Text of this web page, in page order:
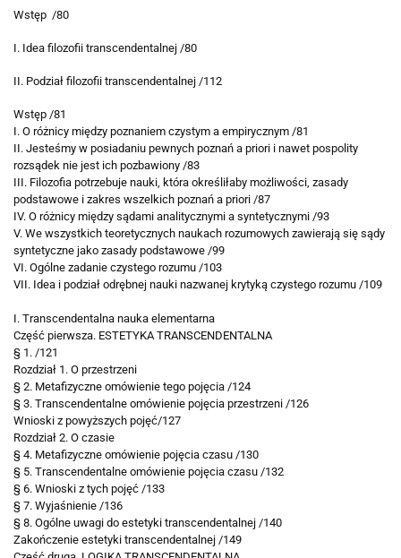
Wstęp /80
I. Idea filozofii transcendentalnej /80
II. Podział filozofii transcendentalnej /112
Wstęp /81
I. O różnicy między poznaniem czystym a empirycznym /81
II. Jesteśmy w posiadaniu pewnych poznań a priori i nawet pospolity
rozsądek nie jest ich pozbawiony /83
III. Filozofia potrzebuje nauki, która określiłaby możliwości, zasady
podstawowe i zakres wszelkich poznań a priori /87
IV. O różnicy między sądami analitycznymi a syntetycznymi /93
V. We wszystkich teoretycznych naukach rozumowych zawierają się sądy
syntetyczne jako zasady podstawowe /99
VI. Ogólne zadanie czystego rozumu /103
VII. Idea i podział odrębnej nauki nazwanej krytyką czystego rozumu /109
I. Transcendentalna nauka elementarna
Część pierwsza. ESTETYKA TRANSCENDENTALNA
§ 1. /121
Rozdział 1. O przestrzeni
§ 2. Metafizyczne omówienie tego pojęcia /124
§ 3. Transcendentalne omówienie pojęcia przestrzeni /126
Wnioski z powyższych pojęć/127
Rozdział 2. O czasie
§ 4. Metafizyczne omówienie pojęcia czasu /130
§ 5. Transcendentalne omówienie pojęcia czasu /132
§ 6. Wnioski z tych pojęć /133
§ 7. Wyjaśnienie /136
§ 8. Ogólne uwagi do estetyki transcendentalnej /140
Zakończenie estetyki transcendentalnej /149